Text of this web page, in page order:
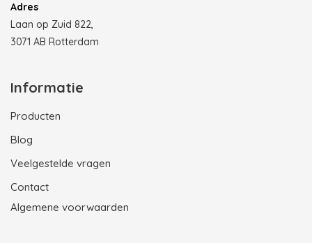
Adres
Laan op Zuid 822,
3071 AB Rotterdam
Informatie
Producten
Blog
Veelgestelde vragen
Contact
Algemene voorwaarden